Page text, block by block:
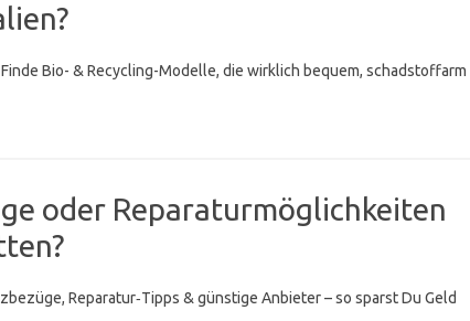
Bio- & Recycling-Modelle, die wirklich bequem, schadstoffarm
oder Reparaturmöglichkeiten
Reparatur‑Tipps & günstige Anbieter – so sparst Du Geld